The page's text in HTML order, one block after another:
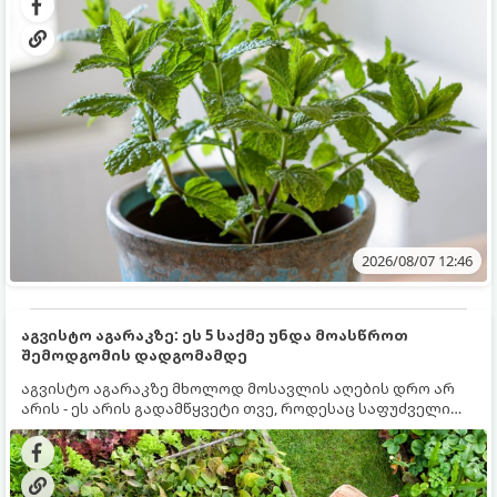
2026/08/07 12:46
აგვისტო აგარაკზე: ეს 5 საქმე უნდა მოასწროთ
შემოდგომის დადგომამდე
აგვისტო აგარაკზე მხოლოდ მოსავლის აღების დრო არ
არის - ეს არის გადამწყვეტი თვე, როდესაც საფუძველი
ეყრება მომავალი წლის მოსავალს და ბაღი მზადდება
შემოდგომა-ზამთრის სეზონისთვის. იმისათვის, რომ
ნიადაგმა ენერგია აღიდგინოს, ხოლო მცენარეებმა
ზამთარს გაუძლონ, აგვისტოს ბოლომდე 5